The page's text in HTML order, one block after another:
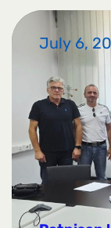
July 6,